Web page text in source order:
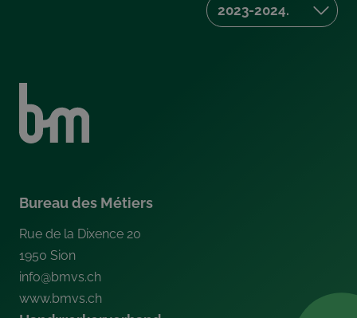
Bureau des Métiers
Rue de la Dixence 20
1950 Sion
info@bmvs.ch
www.bmvs.ch